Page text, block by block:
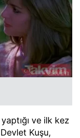
ve ilk kez
Kuşu,